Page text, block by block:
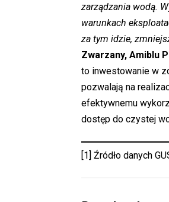
zarządzania wodą.
warunkach
za tym idzie,
Zwarzany, Amiblu
to inwestowanie w
pozwalają na
efektywnemu
dostęp do czystej
[1] Źródło danych